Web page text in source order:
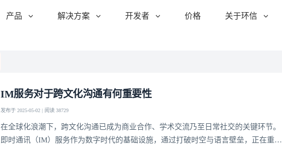
产品 解决方案 开发者 价格 关于环信
IM服务对于跨文化沟通有何重要性
发布于 2025-05-02 | 阅读 38729
在全球化浪潮下，跨文化沟通已成为商业合作、学术交流乃至日常社交的关键环节。
即时通讯（IM）服务作为数字时代的基础设施，通过打破时空与语言壁垒，正在重塑